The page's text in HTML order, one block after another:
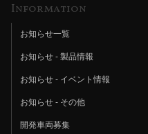
Information
お知らせ一覧
お知らせ - 製品情報
お知らせ - イベント情報
お知らせ - その他
開発車両募集